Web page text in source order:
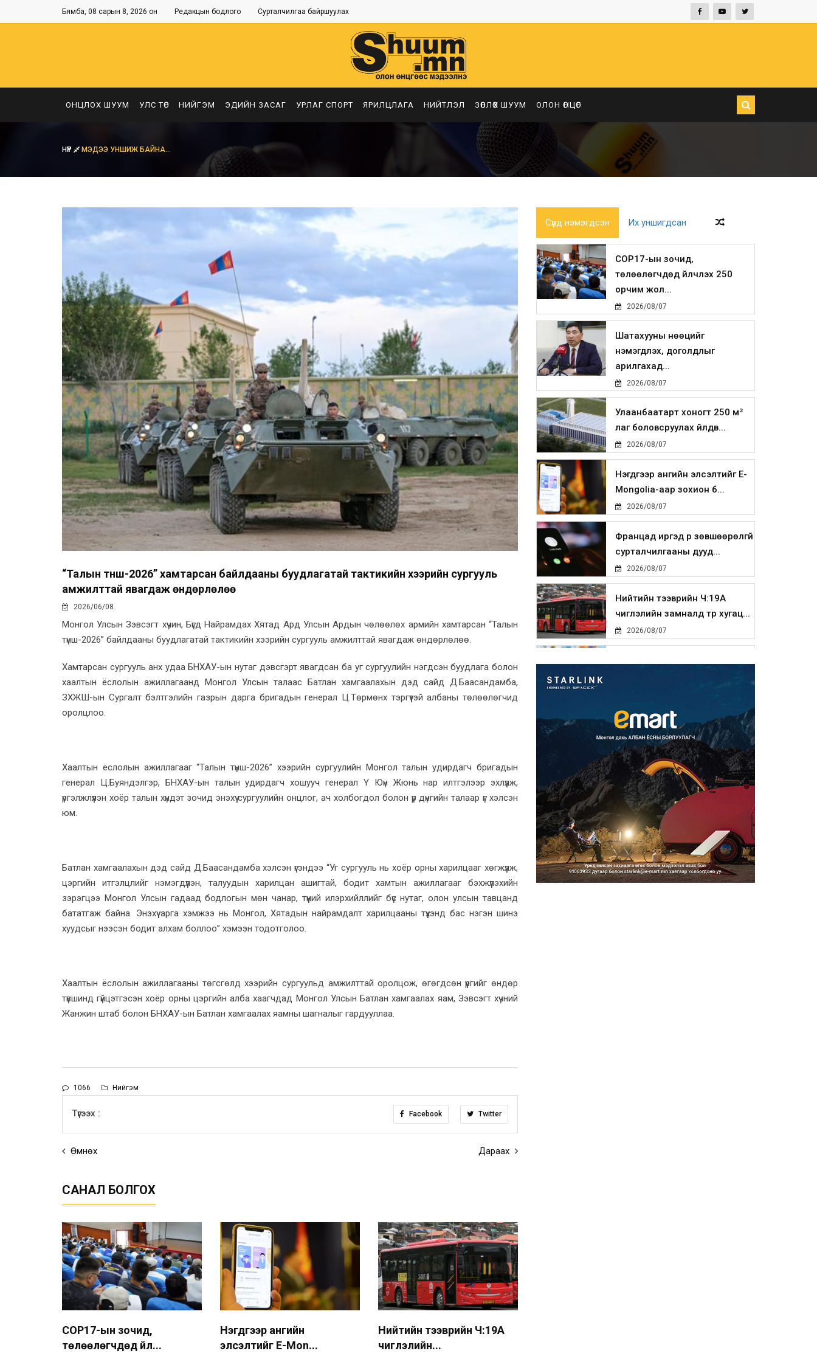
Бямба, 08 сарын 8, 2026 он Редакцын бодлого Сурталчилгаа байршуулах
ОНЦЛОХ ШУУМ УЛС ТӨР НИЙГЭМ ЭДИЙН ЗАСАГ УРЛАГ СПОРТ ЯРИЛЦЛАГА НИЙТЛЭЛ ЗӨВЛӨХ ШУУМ ОЛОН ӨНЦӨГ
НҮҮР МЭДЭЭ УНШИЖ БАЙНА...
“Талын түнш-2026” хамтарсан байлдааны буудлагатай тактикийн хээрийн сургууль
амжилттай явагдаж өндөрлөлөө
2026/06/08
Монгол Улсын Зэвсэгт хүчин, Бүгд Найрамдах Хятад Ард Улсын Ардын чөлөөлөх армийн хамтарсан “Талын
түнш-2026” байлдааны буудлагатай тактикийн хээрийн сургууль амжилттай явагдаж өндөрлөлөө.
Хамтарсан сургууль анх удаа БНХАУ-ын нутаг дэвсгэрт явагдсан ба уг сургуулийн нэгдсэн буудлага болон
хаалтын ёслолын ажиллагаанд Монгол Улсын талаас Батлан хамгаалахын дэд сайд Д.Баасандамба,
ЗХЖШ-ын Сургалт бэлтгэлийн газрын дарга бригадын генерал Ц.Төрмөнх тэргүүтэй албаны төлөөлөгчид
оролцлоо.
Хаалтын ёслолын ажиллагааг “Талын түнш-2026” хээрийн сургуулийн Монгол талын удирдагч бригадын
генерал Ц.Буяндэлгэр, БНХАУ-ын талын удирдагч хошууч генерал Ү Юүн Жюнь нар илтгэлээр эхлүүлж,
үргэлжлүүлэн хоёр талын хүндэт зочид энэхүү сургуулийн онцлог, ач холбогдол болон үр дүнгийн талаар үг хэлсэн
юм.
Батлан хамгаалахын дэд сайд Д.Баасандамба хэлсэн үгэндээ “Уг сургууль нь хоёр орны харилцааг хөгжүүлж,
цэргийн итгэлцлийг нэмэгдүүлэн, талуудын харилцан ашигтай, бодит хамтын ажиллагааг бэхжүүлэхийн
зэрэгцээ Монгол Улсын гадаад бодлогын мөн чанар, түүний илэрхийллийг бүс нутаг, олон улсын тавцанд
бататгаж байна. Энэхүү арга хэмжээ нь Монгол, Хятадын найрамдалт харилцааны түүхэнд бас нэгэн шинэ
хуудсыг нээсэн бодит алхам боллоо” хэмээн тодотголоо.
Хаалтын ёслолын ажиллагааны төгсгөлд хээрийн сургуульд амжилттай оролцож, өгөгдсөн үүргийг өндөр
түвшинд гүйцэтгэсэн хоёр орны цэргийн алба хаагчдад Монгол Улсын Батлан хамгаалах яам, Зэвсэгт хүчний
Жанжин штаб болон БНХАУ-ын Батлан хамгаалах яамны шагналыг гардууллаа.
1066 Нийгэм
Түгээх : Facebook Twitter
Өмнөх Дараах
САНАЛ БОЛГОХ
COP17-ын зочид,
төлөөлөгчдөд үйл...
Нэгдүгээр ангийн
элсэлтийг E-Mon...
Нийтийн тээврийн Ч:19А
чиглэлийн...
Сүүлд нэмэгдсэн Их уншигдсан
COP17-ын зочид,
төлөөлөгчдөд үйлчлэх 250
орчим жол...
2026/08/07
Шатахууны нөөцийг
нэмэгдүүлэх, доголдлыг
арилгахад...
2026/08/07
Улаанбаатарт хоногт 250 м³
лаг боловсруулах үйлдв...
2026/08/07
Нэгдүгээр ангийн элсэлтийг E-
Mongolia-аар зохион б...
2026/08/07
Францад иргэд рүү зөвшөөрөлгүй
сурталчилгааны дууд...
2026/08/07
Нийтийн тээврийн Ч:19А
чиглэлийн замналд түр хугац...
2026/08/07
2026/08/07
Улаанбаатарт өдөртөө 30 хэм
дулаан
2026/08/07
Улсын чанартай хатуу
хучилттай авто замын талаас
и...
2026/08/06
Засгийн газар энэ оныг
дуустал санхүүгийн хэмнэлти...